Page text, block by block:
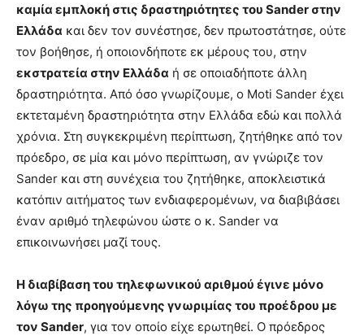
καμία εμπλοκή στις δραστηριότητες του Sander στην
Ελλάδα και δεν τον συνέστησε, δεν πρωτοστάτησε, ούτε
τον βοήθησε, ή οποιονδήποτε εκ μέρους του, στην
εκστρατεία στην Ελλάδα ή σε οποιαδήποτε άλλη
δραστηριότητα. Από όσο γνωρίζουμε, ο Moti Sander έχει
εκτεταμένη δραστηριότητα στην Ελλάδα εδώ και πολλά
χρόνια. Στη συγκεκριμένη περίπτωση, ζητήθηκε από τον
πρόεδρο, σε μία και μόνο περίπτωση, αν γνώριζε τον
Sander και στη συνέχεια του ζητήθηκε, αποκλειστικά
κατόπιν αιτήματος των ενδιαφερομένων, να διαβιβάσει
έναν αριθμό τηλεφώνου ώστε ο κ. Sander να
επικοινωνήσει μαζί τους.
Η διαβίβαση του τηλεφωνικού αριθμού έγινε μόνο
λόγω της προηγούμενης γνωριμίας του προέδρου με
τον Sander, για τον οποίο είχε ερωτηθεί. Ο πρόεδρος